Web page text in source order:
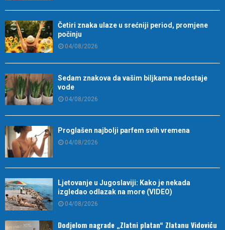
Četiri znaka ulaze u srećniji period, promjene
počinju
04/08/2026
Sedam znakova da vašim biljkama nedostaje
vode
04/08/2026
Proglašen najbolji parfem svih vremena
04/08/2026
Ljetovanje u Jugoslaviji: Kako je nekada
izgledao odlazak na more (VIDEO)
04/08/2026
Dodjelom nagrade „Zlatni platan“ Zlatanu Vidoviću